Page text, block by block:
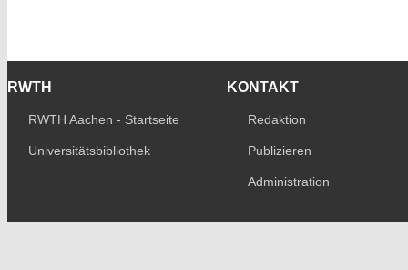
RWTH
RWTH Aachen - Startseite
Universitätsbibliothek
KONTAKT
Redaktion
Publizieren
Administration